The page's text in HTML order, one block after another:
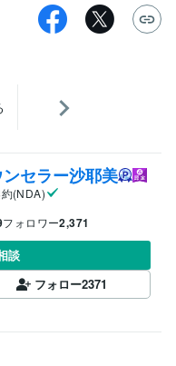
セラー沙耶美
(NDA)
フォロワー2,371
談
フォロー2371